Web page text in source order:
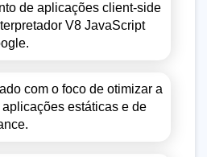
de aplicações client-side
V8 JavaScript
com o foco de otimizar a
estáticas e de